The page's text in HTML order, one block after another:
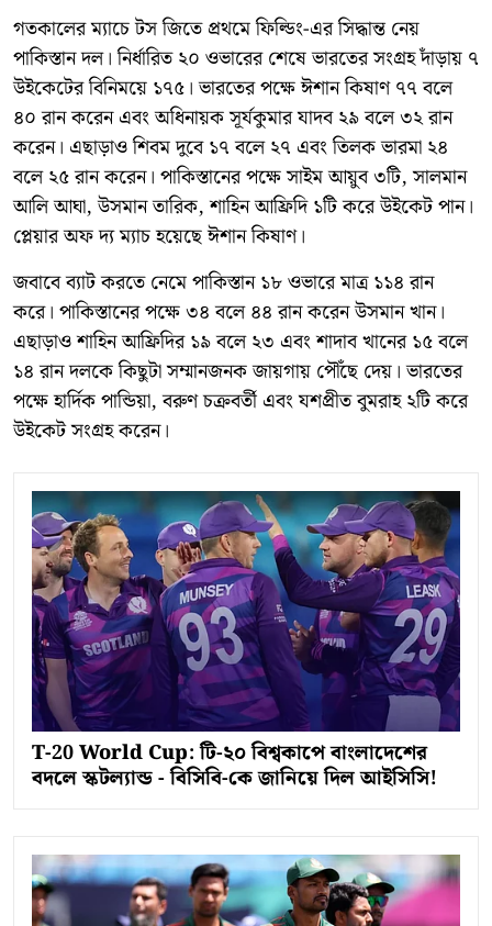
গতকালের ম্যাচে টস জিতে প্রথমে ফিল্ডিং-এর সিদ্ধান্ত নেয়
পাকিস্তান দল। নির্ধারিত ২০ ওভারের শেষে ভারতের সংগ্রহ দাঁড়ায় ৭
উইকেটের বিনিময়ে ১৭৫। ভারতের পক্ষে ঈশান কিষাণ ৭৭ বলে
৪০ রান করেন এবং অধিনায়ক সূর্যকুমার যাদব ২৯ বলে ৩২ রান
করেন। এছাড়াও শিবম দুবে ১৭ বলে ২৭ এবং তিলক ভারমা ২৪
বলে ২৫ রান করেন। পাকিস্তানের পক্ষে সাইম আয়ুব ৩টি, সালমান
আলি আঘা, উসমান তারিক, শাহিন আফ্রিদি ১টি করে উইকেট পান।
প্লেয়ার অফ দ্য ম্যাচ হয়েছে ঈশান কিষাণ।
জবাবে ব্যাট করতে নেমে পাকিস্তান ১৮ ওভারে মাত্র ১১৪ রান
করে। পাকিস্তানের পক্ষে ৩৪ বলে ৪৪ রান করেন উসমান খান।
এছাড়াও শাহিন আফ্রিদির ১৯ বলে ২৩ এবং শাদাব খানের ১৫ বলে
১৪ রান দলকে কিছুটা সম্মানজনক জায়গায় পৌঁছে দেয়। ভারতের
পক্ষে হার্দিক পান্ডিয়া, বরুণ চক্রবর্তী এবং যশপ্রীত বুমরাহ ২টি করে
উইকেট সংগ্রহ করেন।
T-20 World Cup: টি-২০ বিশ্বকাপে বাংলাদেশের
বদলে স্কটল্যান্ড - বিসিবি-কে জানিয়ে দিল আইসিসি!